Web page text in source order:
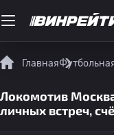
Главная
Локомотив
личных встреч,